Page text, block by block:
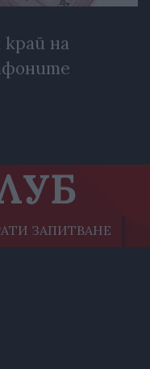
на
ЗАПИТВАНЕ